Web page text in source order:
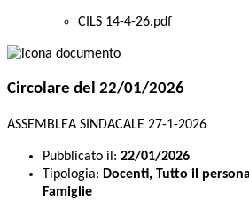
CILS 14-4-26.pdf
Circolare del 22/01/2026
ASSEMBLEA SINDACALE 27-1-2026
Pubblicato il: 22/01/2026
Tipologia: Docenti, Tutto il
Famiglie